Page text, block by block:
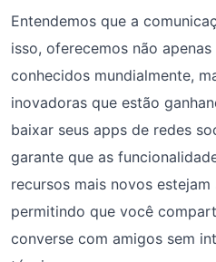
Entendemos que a
isso, oferecemos não
conhecidos mundialmente,
inovadoras que estão
baixar seus apps de redes
garante que as
recursos mais novos
permitindo que você
converse com amigos sem